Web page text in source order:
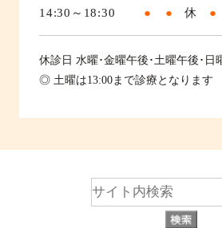
14:30～18:30
● ● 休 ●
休診日 水曜･金曜午後･土曜午後･日
◎ 土曜は13:00まで診療となります